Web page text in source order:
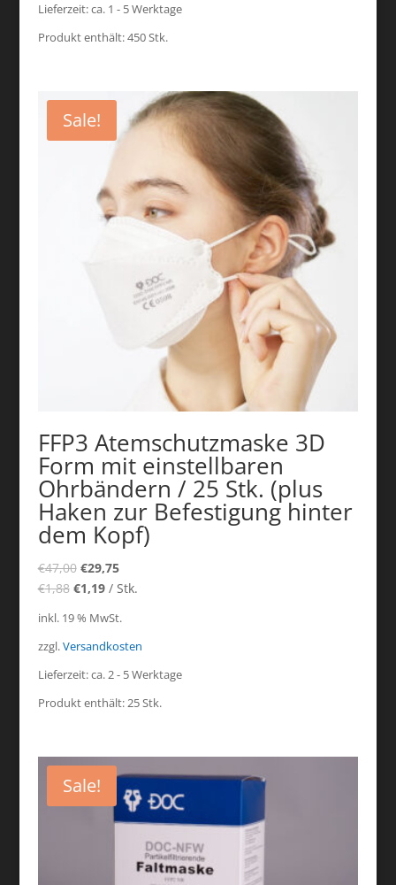
Lieferzeit:ca. 1 - 5 Werktage
Produkt enthält: 450Stk.
Sale!
FFP3 Atemschutzmaske 3D
Form mit einstellbaren
Ohrbändern / 25 Stk. (plus
Haken zur Befestigung hinter
dem Kopf)
€47,00 €29,75
€1,88 €1,19/ Stk.
inkl. 19 % MwSt.
zzgl.Versandkosten
Lieferzeit:ca. 2 - 5 Werktage
Produkt enthält: 25Stk.
Sale!